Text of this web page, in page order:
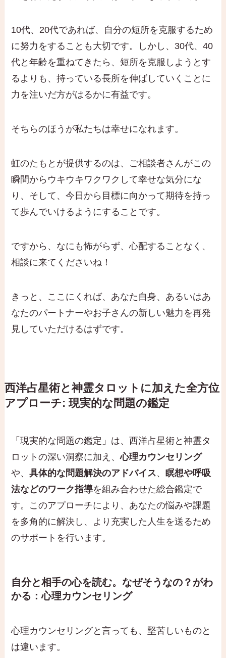
10代、20代であれば、自分の短所を克服するため
に努力をすることも大切です。しかし、30代、40
代と年齢を重ねてきたら、短所を克服しようとす
るよりも、持っている長所を伸ばしていくことに
力を注いだ方がはるかに有益です。
そちらのほうが私たちは幸せになれます。
虹のたもとが提供するのは、ご相談者さんがこの
瞬間からウキウキワクワクして幸せな気分にな
り、そして、今日から目標に向かって期待を持っ
て歩んでいけるようにすることです。
ですから、なにも怖がらず、心配することなく、
相談に来てくださいね！
きっと、ここにくれば、あなた自身、あるいはあ
なたのパートナーやお子さんの新しい魅力を再発
見していただけるはずです。
西洋占星術と神霊タロットに加えた全方位
アプローチ: 現実的な問題の鑑定
「現実的な問題の鑑定」は、西洋占星術と神霊タ
ロットの深い洞察に加え、心理カウンセリング
や、具体的な問題解決のアドバイス、瞑想や呼吸
法などのワーク指導を組み合わせた総合鑑定で
す。このアプローチにより、あなたの悩みや課題
を多角的に解決し、より充実した人生を送るため
のサポートを行います。
自分と相手の心を読む。なぜそうなの？がわ
かる：心理カウンセリング
心理カウンセリングと言っても、堅苦しいものと
は違います。